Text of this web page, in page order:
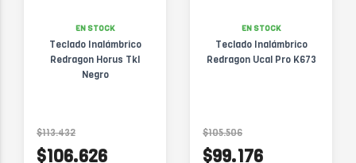
EN STOCK
Teclado Inalámbrico
Redragon Horus Tkl
Negro
$113.432
$106.626
EN STOCK
Teclado Inalámbrico
Redragon Ucal Pro K673
$105.506
$99.176